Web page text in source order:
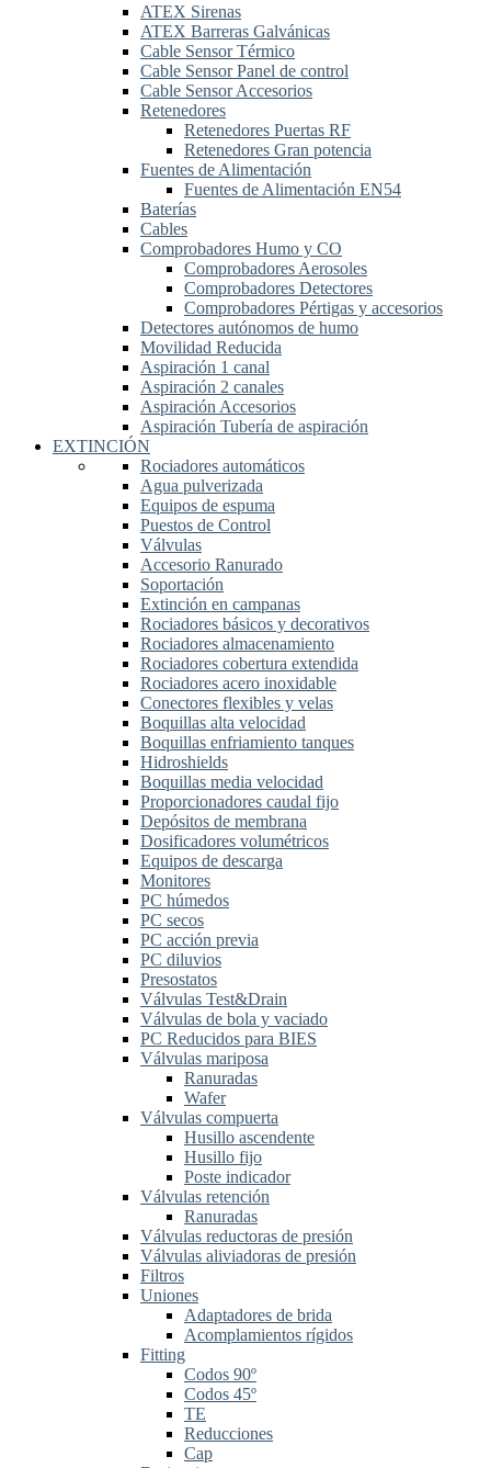
ATEX Sirenas
ATEX Barreras Galvánicas
Cable Sensor Térmico
Cable Sensor Panel de control
Cable Sensor Accesorios
Retenedores
Retenedores Puertas RF
Retenedores Gran potencia
Fuentes de Alimentación
Fuentes de Alimentación EN54
Baterías
Cables
Comprobadores Humo y CO
Comprobadores Aerosoles
Comprobadores Detectores
Comprobadores Pértigas y accesorios
Detectores autónomos de humo
Movilidad Reducida
Aspiración 1 canal
Aspiración 2 canales
Aspiración Accesorios
Aspiración Tubería de aspiración
EXTINCIÓN
Rociadores automáticos
Agua pulverizada
Equipos de espuma
Puestos de Control
Válvulas
Accesorio Ranurado
Soportación
Extinción en campanas
Rociadores básicos y decorativos
Rociadores almacenamiento
Rociadores cobertura extendida
Rociadores acero inoxidable
Conectores flexibles y velas
Boquillas alta velocidad
Boquillas enfriamiento tanques
Hidroshields
Boquillas media velocidad
Proporcionadores caudal fijo
Depósitos de membrana
Dosificadores volumétricos
Equipos de descarga
Monitores
PC húmedos
PC secos
PC acción previa
PC diluvios
Presostatos
Válvulas Test&Drain
Válvulas de bola y vaciado
PC Reducidos para BIES
Válvulas mariposa
Ranuradas
Wafer
Válvulas compuerta
Husillo ascendente
Husillo fijo
Poste indicador
Válvulas retención
Ranuradas
Válvulas reductoras de presión
Válvulas aliviadoras de presión
Filtros
Uniones
Adaptadores de brida
Acomplamientos rígidos
Fitting
Codos 90º
Codos 45º
TE
Reducciones
Cap